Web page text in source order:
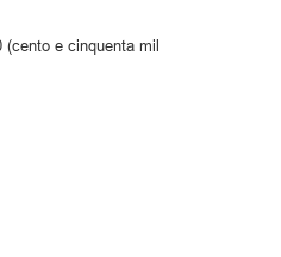
(cento e cinquenta mil